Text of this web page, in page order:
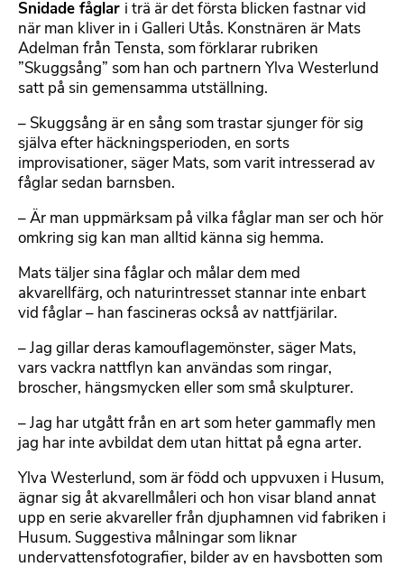
Snidade fåglar i trä är det första blicken fastnar vid
när man kliver in i Galleri Utås. Konstnären är Mats
Adelman från Tensta, som förklarar rubriken
”Skuggsång” som han och partnern Ylva Westerlund
satt på sin gemensamma utställning.
– Skuggsång är en sång som trastar sjunger för sig
själva efter häckningsperioden, en sorts
improvisationer, säger Mats, som varit intresserad av
fåglar sedan barnsben.
– Är man uppmärksam på vilka fåglar man ser och hör
omkring sig kan man alltid känna sig hemma.
Mats täljer sina fåglar och målar dem med
akvarellfärg, och naturintresset stannar inte enbart
vid fåglar – han fascineras också av nattfjärilar.
– Jag gillar deras kamouflagemönster, säger Mats,
vars vackra nattflyn kan användas som ringar,
broscher, hängsmycken eller som små skulpturer.
– Jag har utgått från en art som heter gammafly men
jag har inte avbildat dem utan hittat på egna arter.
Ylva Westerlund, som är född och uppvuxen i Husum,
ägnar sig åt akvarellmåleri och hon visar bland annat
upp en serie akvareller från djuphamnen vid fabriken i
Husum. Suggestiva målningar som liknar
undervattensfotografier, bilder av en havsbotten som